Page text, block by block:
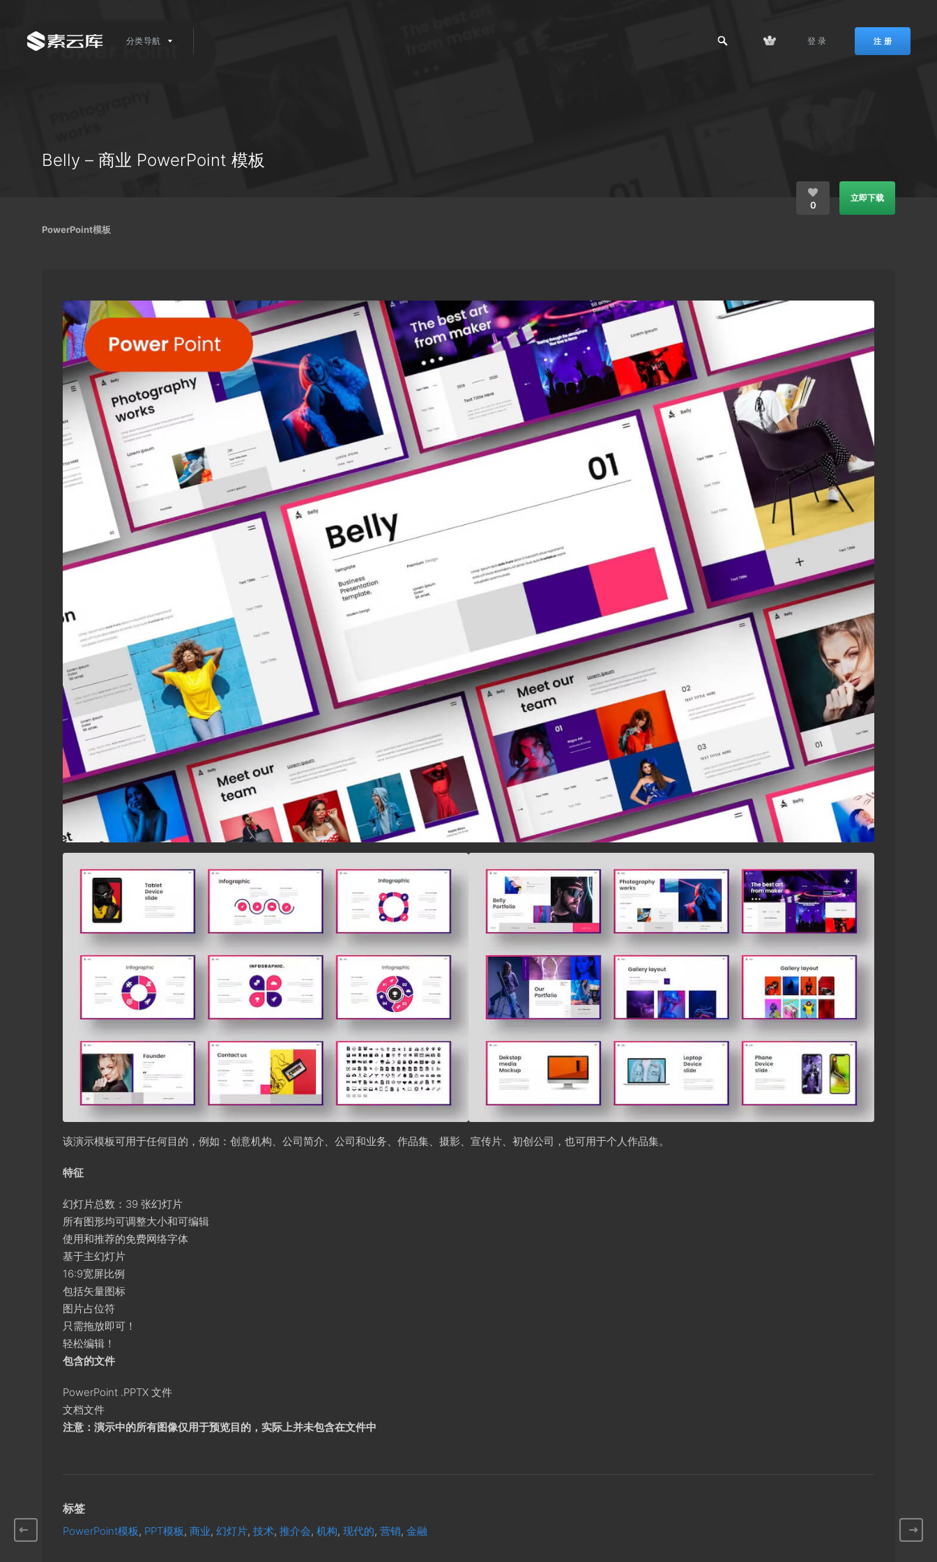
分类导航 登 录 注 册
Belly – 商业 PowerPoint 模板
0
立即下载
PowerPoint模板
该演示模板可用于任何目的，例如：创意机构、公司简介、公司和业务、作品集、摄影、宣传片、初创公司，也可用于个人作品集。
特征
幻灯片总数：39 张幻灯片
所有图形均可调整大小和可编辑
使用和推荐的免费网络字体
基于主幻灯片
16:9宽屏比例
包括矢量图标
图片占位符
只需拖放即可！
轻松编辑！
包含的文件
PowerPoint .PPTX 文件
文档文件
注意：演示中的所有图像仅用于预览目的，实际上并未包含在文件中
标签
PowerPoint模板, PPT模板, 商业, 幻灯片, 技术, 推介会, 机构, 现代的, 营销, 金融